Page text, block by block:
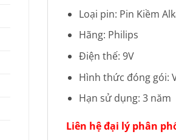
Loại pin: Pin Kiềm
Hãng: Philips
Điện thế: 9V
Hình thức đóng gói:
Hạn sử dụng: 3 năm
Liên hệ đại lý phân